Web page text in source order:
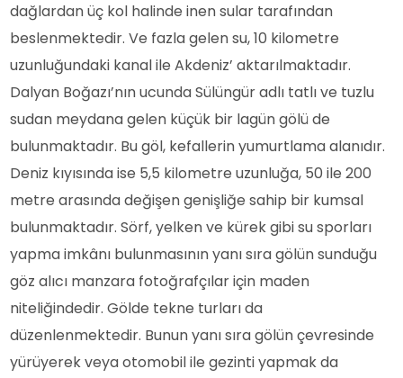
dağlardan üç kol halinde inen sular tarafından
beslenmektedir. Ve fazla gelen su, 10 kilometre
uzunluğundaki kanal ile Akdeniz’ aktarılmaktadır.
Dalyan Boğazı’nın ucunda Sülüngür adlı tatlı ve tuzlu
sudan meydana gelen küçük bir lagün gölü de
bulunmaktadır. Bu göl, kefallerin yumurtlama alanıdır.
Deniz kıyısında ise 5,5 kilometre uzunluğa, 50 ile 200
metre arasında değişen genişliğe sahip bir kumsal
bulunmaktadır. Sörf, yelken ve kürek gibi su sporları
yapma imkânı bulunmasının yanı sıra gölün sunduğu
göz alıcı manzara fotoğrafçılar için maden
niteliğindedir. Gölde tekne turları da
düzenlenmektedir. Bunun yanı sıra gölün çevresinde
yürüyerek veya otomobil ile gezinti yapmak da